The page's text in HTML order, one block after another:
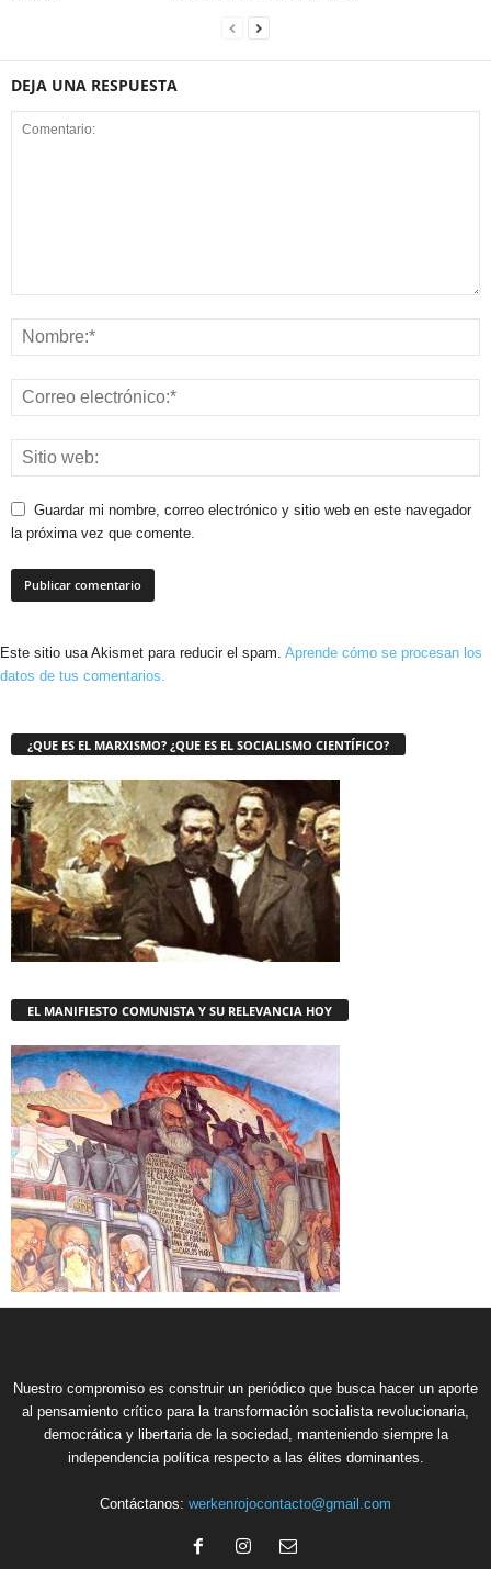
DEJA UNA RESPUESTA
Guardar mi nombre, correo electrónico y sitio web en este navegador
la próxima vez que comente.
Este sitio usa Akismet para reducir el spam. Aprende cómo se procesan los
datos de tus comentarios.
¿QUE ES EL MARXISMO? ¿QUE ES EL SOCIALISMO CIENTÍFICO?
EL MANIFIESTO COMUNISTA Y SU RELEVANCIA HOY
Nuestro compromiso es construir un periódico que busca hacer un aporte
al pensamiento crítico para la transformación socialista revolucionaria,
democrática y libertaria de la sociedad, manteniendo siempre la
independencia política respecto a las élites dominantes.
Contáctanos: werkenrojocontacto@gmail.com